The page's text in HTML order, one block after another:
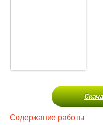
Содержание работы